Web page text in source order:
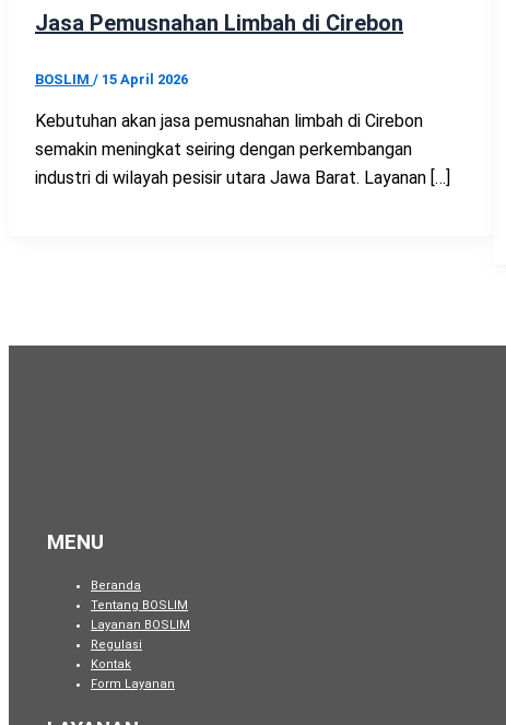
Jasa Pemusnahan Limbah di Cirebon
BOSLIM / 15 April 2026
Kebutuhan akan jasa pemusnahan limbah di Cirebon
semakin meningkat seiring dengan perkembangan
industri di wilayah pesisir utara Jawa Barat. Layanan […]
MENU
Beranda
Tentang BOSLIM
Layanan BOSLIM
Regulasi
Kontak
Form Layanan